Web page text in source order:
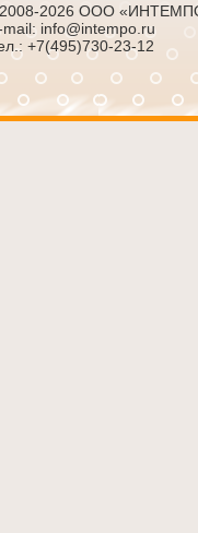
2026 ООО
mail: info@intempo.ru
+7(495)730-23-12